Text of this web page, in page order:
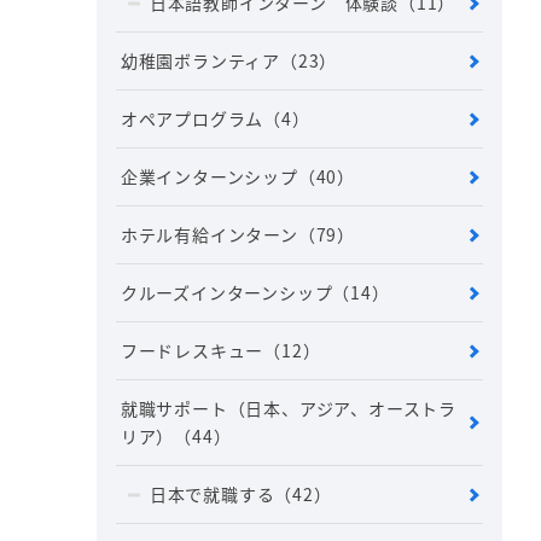
幼稚園ボランティア （23）
オペアプログラム （4）
企業インターンシップ （40）
ホテル有給インターン （79）
クルーズインターンシップ （14）
フードレスキュー （12）
就職サポート（日本、アジア、オーストラ
リア）
（44）
日本で就職する （42）